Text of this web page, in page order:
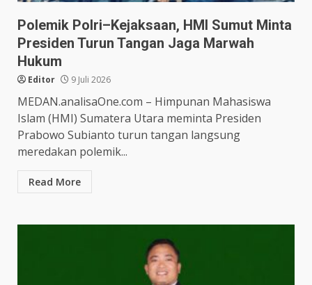
Polemik Polri–Kejaksaan, HMI Sumut Minta
Presiden Turun Tangan Jaga Marwah
Hukum
Editor 9 Juli 2026
MEDAN.analisaOne.com – Himpunan Mahasiswa
Islam (HMI) Sumatera Utara meminta Presiden
Prabowo Subianto turun tangan langsung
meredakan polemik...
Read More